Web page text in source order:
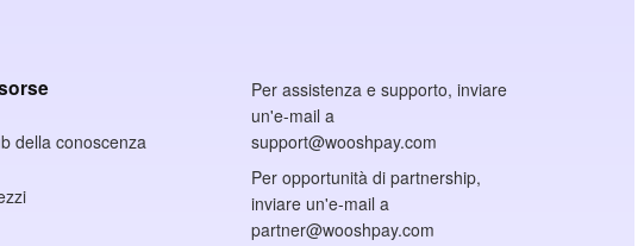
della conoscenza
Per assistenza e supporto, inviare
un'e-mail a
support@wooshpay.com
Per opportunità di partnership,
inviare un'e-mail a
partner@wooshpay.com